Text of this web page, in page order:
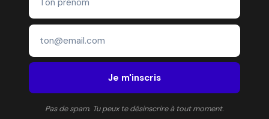
TROUVER
Je m'inscris
Pas de spam. Tu peux te désinscrire à tout moment.